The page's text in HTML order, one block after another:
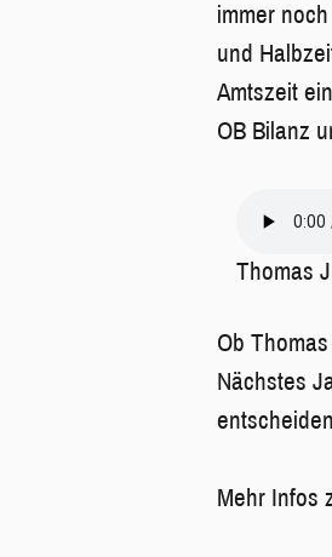
immer
und
Amtszeit
OB Bilanz
Thomas
Ob
Nächstes
Mehr Infos